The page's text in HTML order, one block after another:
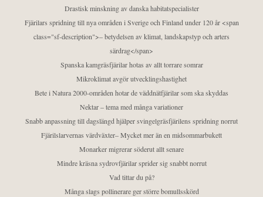
Drastisk minskning av danska habitatspecialister
Fjärilars spridning till nya områden i Sverige och Finland under 120 år <span
class="sf-description">– betydelsen av klimat, landskapstyp och arters
särdrag</span>
Spanska kamgräsfjärilar hotas av allt torrare somrar
Mikroklimat avgör utvecklingshastighet
Bete i Natura 2000-områden hotar de väddnätfjärilar som ska skyddas
Nektar – tema med många variationer
Snabb anpassning till dagslängd hjälper svingelgräsfjärilens spridning norrut
Fjärilslarvernas värdväxter– Mycket mer än en midsommarbukett
Monarker migrerar söderut allt senare
Mindre kräsna sydrovfjärilar sprider sig snabbt norrut
Vad tittar du på?
Många slags pollinerare ger större bomullsskörd